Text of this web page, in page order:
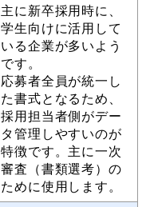
主に新卒採用時に、
学生向けに活用して
いる企業が多いよう
です。
応募者全員が統一し
た書式となるため、
採用担当者側がデー
タ管理しやすいのが
特徴です。主に一次
審査（書類選考）の
ために使用します。